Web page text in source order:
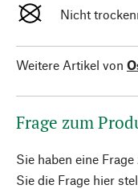
Nicht
Weitere Artikel von
Frage zum
Sie haben eine
Sie die Frage hier